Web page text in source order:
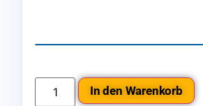
In den Warenkorb